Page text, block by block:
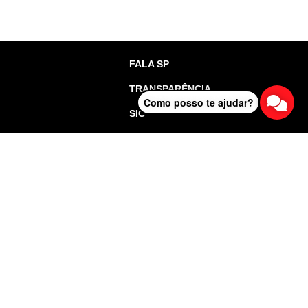
FALA SP
TRANSPARÊNCIA
SIC
Como posso te ajudar?